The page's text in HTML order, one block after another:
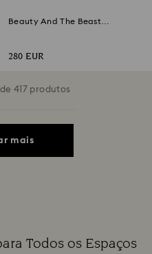
Beauty And The Beast
280 EUR
417 produtos
mais
Todos os Espaços